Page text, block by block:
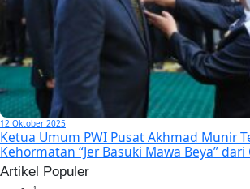
12 Oktober 2025
Ketua Umum PWI Pusat Akhmad Munir
Kehormatan “Jer Basuki Mawa Beya”
Artikel Populer